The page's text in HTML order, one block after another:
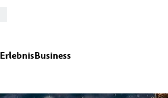
ErlebnisBusiness